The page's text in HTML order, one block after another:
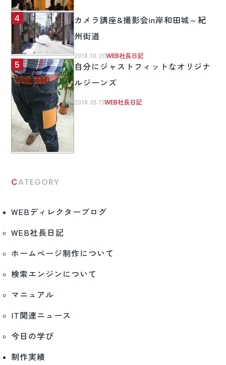
カメラ講座&撮影会in岸和田城～紀
州街道
2018.10.20WEB社長日記
自分にジャストフィットなオリジナ
ルジーンズ
2018.05.15WEB社長日記
CATEGORY
WEBディレクターブログ
WEB社長日記
ホームページ制作について
検索エンジンについて
マニュアル
IT関連ニュース
今日の学び
制作実績